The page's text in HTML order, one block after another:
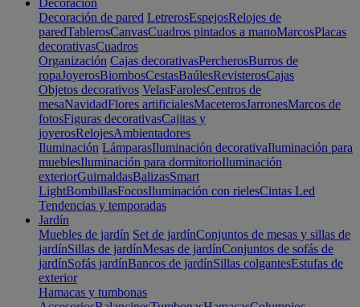
Decoración
Decoración de pared LetrerosEspejosRelojes de
paredTablerosCanvasCuadros pintados a manoMarcosPlacas
decorativasCuadros
Organización Cajas decorativasPercherosBurros de
ropaJoyerosBiombosCestasBaúlesRevisterosCajas
Objetos decorativos VelasFarolesCentros de
mesaNavidadFlores artificialesMaceterosJarronesMarcos de
fotosFiguras decorativasCajitas y
joyerosRelojesAmbientadores
Iluminación LámparasIluminación decorativaIluminación para
mueblesIluminación para dormitorioIluminación
exteriorGuirnaldasBalizasSmart
LightBombillasFocosIluminación con rielesCintas Led
Tendencias y temporadas
Jardín
Muebles de jardín Set de jardínConjuntos de mesas y sillas de
jardínSillas de jardínMesas de jardínConjuntos de sofás de
jardínSofás jardínBancos de jardínSillas colgantesEstufas de
exterior
Hamacas y tumbonas